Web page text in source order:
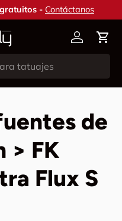
- Contáctanos
Cuenta
de
> FK
Flux S